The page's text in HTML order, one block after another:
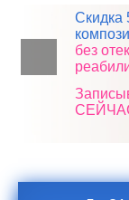
Все
со
Скидка
без
Скидка